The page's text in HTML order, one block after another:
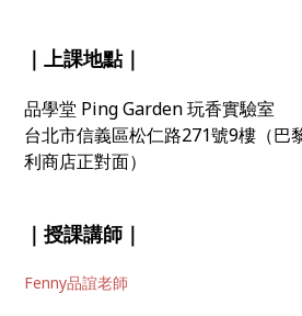
｜上課地點｜
品學堂 Ping Garden 玩香實驗室
台北市信義區松仁路271號9樓（巴
利商店正對面）
｜授課講師｜
Fenny品誼老師